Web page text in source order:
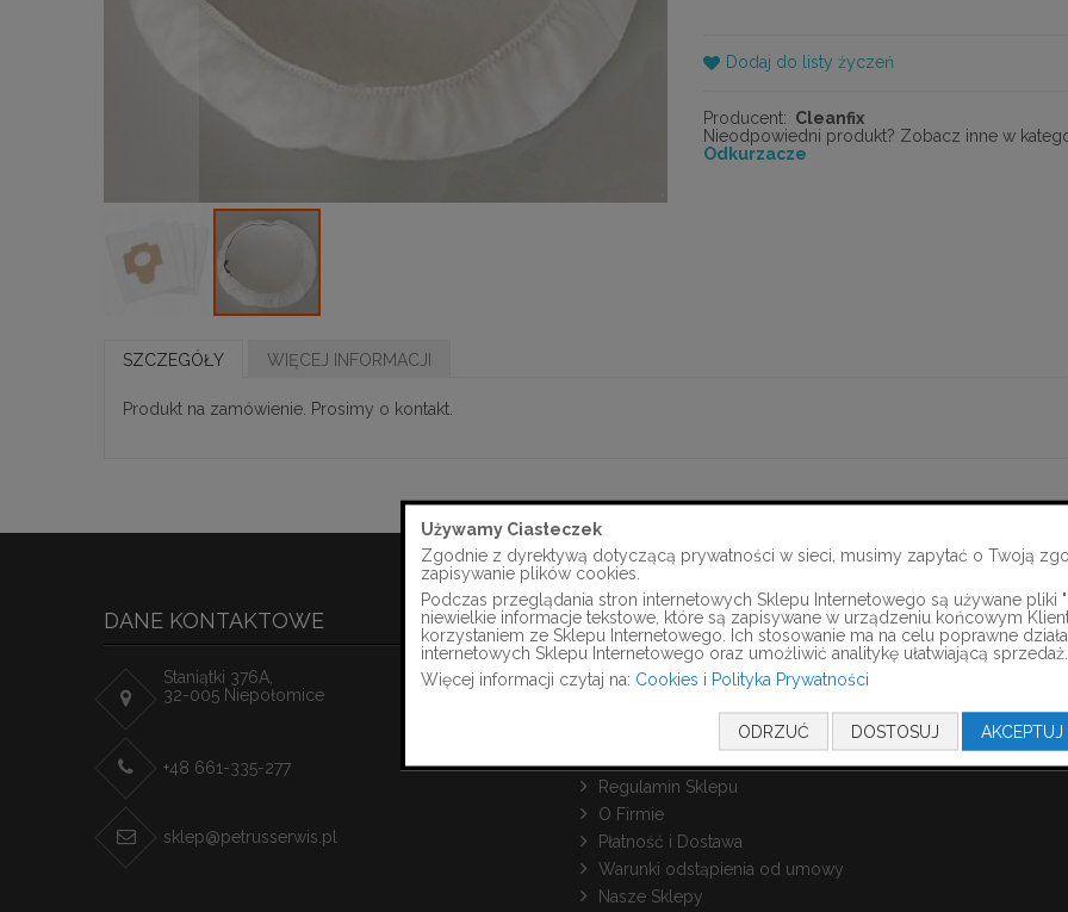
Używamy Ciasteczek
Zgodnie z dyrektywą dotyczącą prywatności w sieci, musimy zapytać o Twoją
zapisywanie plików cookies.
Podczas przeglądania stron internetowych Sklepu Internetowego są używane pliki
niewielkie informacje tekstowe, które są zapisywane w urządzeniu końcowym
korzystaniem ze Sklepu Internetowego. Ich stosowanie ma na celu poprawne
internetowych Sklepu Internetowego oraz umożliwić analitykę ułatwiającą sprzedaż.
Więcej informacji czytaj na: Cookies i Polityka Prywatności
ODRZUĆ DOSTOSUJ
Dodaj do listy życzeń
Producent: Cleanfix
Nieodpowiedni produkt? Zobacz inne w
Odkurzacze
SZCZEGÓŁY
Produkt na zamówienie. Prosimy o kontakt.
WIĘCEJ INFORMACJI
DANE KONTAKTOWE
Staniątki 376A,
32-005 Niepołomice
+48 661-335-277
sklep@petrusserwis.pl
INFORMACJE
Polityka Prywatności i Cookies
Regulamin Sklepu
O Firmie
Płatność i Dostawa
Warunki odstąpienia od umowy
Nasze Sklepy